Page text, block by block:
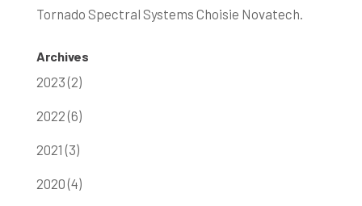
Tornado Spectral Systems Choisie Novatech.
Archives
2023 (2)
2022 (6)
2021 (3)
2020 (4)